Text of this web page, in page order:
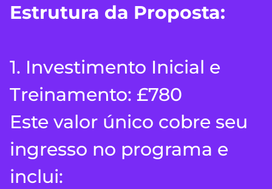
Estrutura da Proposta:
1. Investimento Inicial e
Treinamento: £780
Este valor único cobre seu
ingresso no programa e
inclui: